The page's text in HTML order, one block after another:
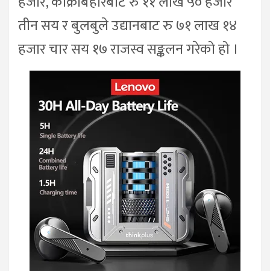
तीन सय र बुलबुले उद्यानबाट रु ७१ लाख १४
हजार चार सय १७ राजस्व सङ्कलन गरेको हो ।